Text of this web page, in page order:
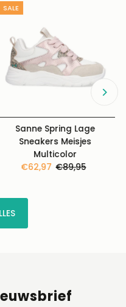
SALE
Sanne Spring Lage
Sneakers Meisjes
Multicolor
Kortingsprijs
€62,97 Normale
€89,95